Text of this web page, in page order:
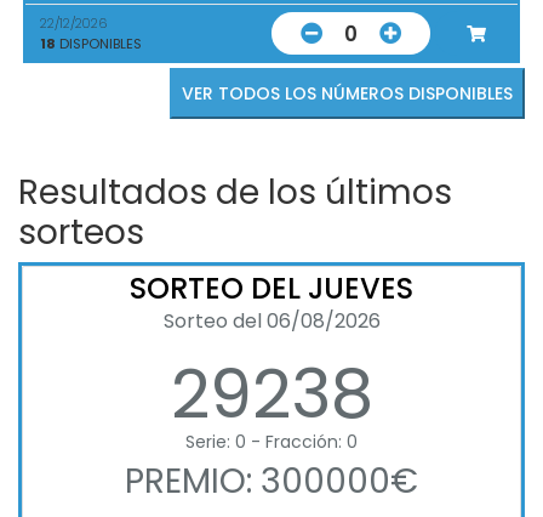
22/12/2026
18 DISPONIBLES 0
VER TODOS LOS NÚMEROS DISPONIBLES
Resultados de los últimos
sorteos
SORTEO DEL JUEVES
Sorteo del 06/08/2026
29238
Serie: 0 - Fracción: 0
PREMIO: 300000€